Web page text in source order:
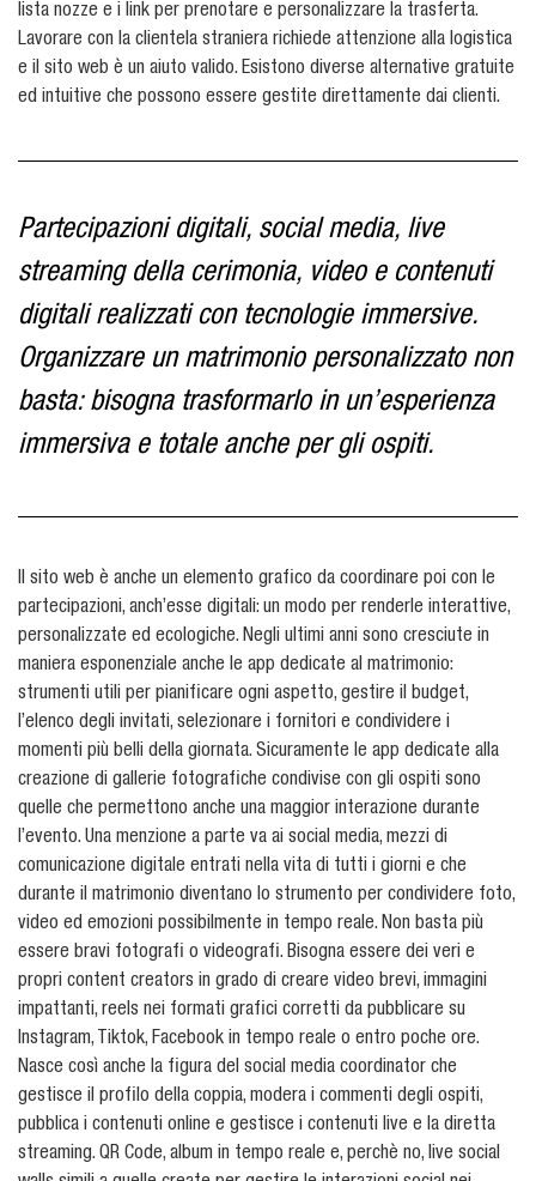
lista nozze e i link per prenotare e personalizzare la trasferta.
Lavorare con la clientela straniera richiede attenzione alla logistica
e il sito web è un aiuto valido. Esistono diverse alternative gratuite
ed intuitive che possono essere gestite direttamente dai clienti.
Partecipazioni digitali, social media, live
streaming della cerimonia, video e contenuti
digitali realizzati con tecnologie immersive.
Organizzare un matrimonio personalizzato non
basta: bisogna trasformarlo in un’esperienza
immersiva e totale anche per gli ospiti.
Il sito web è anche un elemento grafico da coordinare poi con le
partecipazioni, anch’esse digitali: un modo per renderle interattive,
personalizzate ed ecologiche. Negli ultimi anni sono cresciute in
maniera esponenziale anche le app dedicate al matrimonio:
strumenti utili per pianificare ogni aspetto, gestire il budget,
l’elenco degli invitati, selezionare i fornitori e condividere i
momenti più belli della giornata. Sicuramente le app dedicate alla
creazione di gallerie fotografiche condivise con gli ospiti sono
quelle che permettono anche una maggior interazione durante
l’evento. Una menzione a parte va ai social media, mezzi di
comunicazione digitale entrati nella vita di tutti i giorni e che
durante il matrimonio diventano lo strumento per condividere foto,
video ed emozioni possibilmente in tempo reale. Non basta più
essere bravi fotografi o videografi. Bisogna essere dei veri e
propri content creators in grado di creare video brevi, immagini
impattanti, reels nei formati grafici corretti da pubblicare su
Instagram, Tiktok, Facebook in tempo reale o entro poche ore.
Nasce così anche la figura del social media coordinator che
gestisce il profilo della coppia, modera i commenti degli ospiti,
pubblica i contenuti online e gestisce i contenuti live e la diretta
streaming. QR Code, album in tempo reale e, perchè no, live social